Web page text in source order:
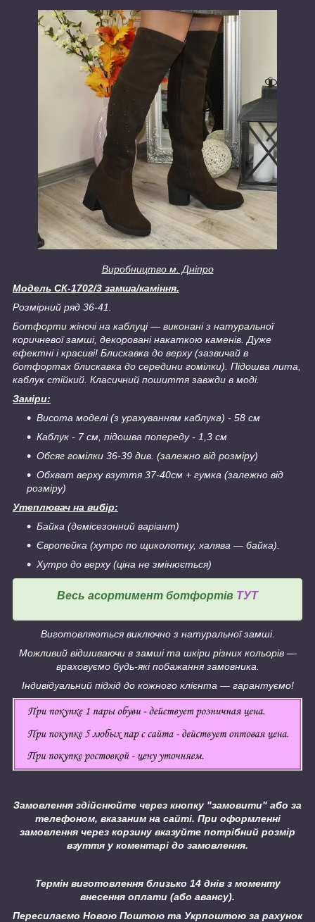
Виробництво м. Дніпро
Модель СК-1702/3 замша/каміння.
Розмірний ряд 36-41.
Ботфорти жіночі на каблуці ― виконані з натуральної
коричневої замші, декоровані накаткою каменів. Дуже
ефектні і красиві! Блискавка до верху (зазвичай в
ботфортах блискавка до середини гомілки). Підошва лита,
каблук стійкий. Класичний пошиття завжди в моді.
Заміри:
Висота моделі (з урахуванням каблука) - 58 см
Каблук - 7 см, підошва попереду - 1,3 см
Обсяг гомілки 36-39 див. (залежно від розміру)
Обхват верху взуття 37-40см + гумка (залежно від
розміру)
Утеплювач на вибір:
Байка (демісезонний варіант)
Європейка (хутро по щиколотку, халява ― байка).
Хутро до верху (ціна не змінюється)
Весь асортимент ботфортів ТУТ
Виготовляються виключно з натуральної замші.
Можливий відшиваючи в замші та шкіри різних кольорів ―
враховуємо будь-які побажання замовника.
Індивідуальний підхід до кожного клієнта ― гарантуємо!
Замовлення здійснюйте через кнопку "замовити" або за
телефоном, вказаним на сайті. При оформленні
замовлення через корзину вказуйте потрібний розмір
взуття у коментарі до замовлення.
Термін виготовлення близько 14 днів з моменту
внесення оплати (або авансу).
Пересилаємо Новою Поштою та Укрпоштою за рахунок